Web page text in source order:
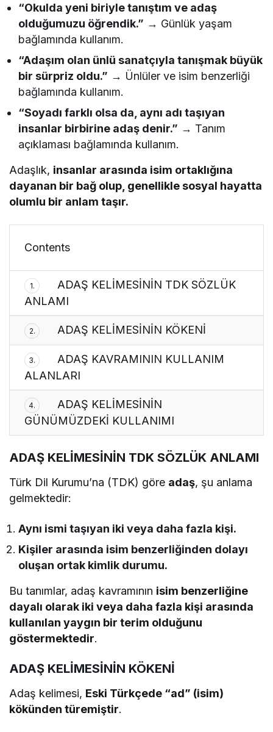
“Okulda yeni biriyle tanıştım ve adaş
olduğumuzu öğrendik.” → Günlük yaşam
bağlamında kullanım.
“Adaşım olan ünlü sanatçıyla tanışmak büyük
bir sürpriz oldu.” → Ünlüler ve isim benzerliği
bağlamında kullanım.
“Soyadı farklı olsa da, aynı adı taşıyan
insanlar birbirine adaş denir.” → Tanım
açıklaması bağlamında kullanım.
Adaşlık, insanlar arasında isim ortaklığına
dayanan bir bağ olup, genellikle sosyal hayatta
olumlu bir anlam taşır.
Contents
1.
ADAŞ KELİMESİNİN TDK SÖZLÜK
ANLAMI
2. ADAŞ KELİMESİNİN KÖKENİ
3.
ADAŞ KAVRAMININ KULLANIM
ALANLARI
4.
ADAŞ KELİMESİNİN
GÜNÜMÜZDEKİ KULLANIMI
ADAŞ KELİMESİNİN TDK SÖZLÜK ANLAMI
Türk Dil Kurumu’na (TDK) göre adaş, şu anlama
gelmektedir:
Aynı ismi taşıyan iki veya daha fazla kişi.
Kişiler arasında isim benzerliğinden dolayı
oluşan ortak kimlik durumu.
Bu tanımlar, adaş kavramının isim benzerliğine
dayalı olarak iki veya daha fazla kişi arasında
kullanılan yaygın bir terim olduğunu
göstermektedir.
ADAŞ KELİMESİNİN KÖKENİ
Adaş kelimesi, Eski Türkçede “ad” (isim)
kökünden türemiştir.